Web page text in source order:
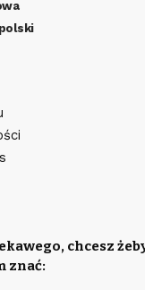
chcesz
znać: